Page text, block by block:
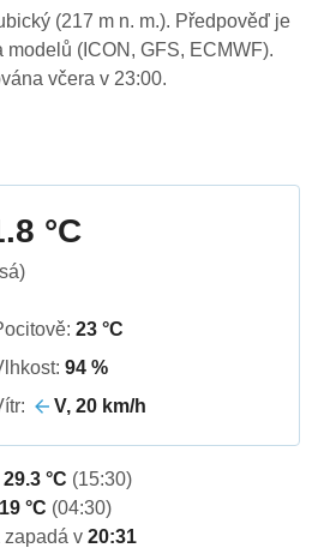
(217 m n. m.). Předpověď je
(ICON, GFS, ECMWF).
včera v 23:00.
°C
23 °C
94 %
V, 20 km/h
29.3 °C (15:30)
19 °C (04:30)
zapadá v 20:31